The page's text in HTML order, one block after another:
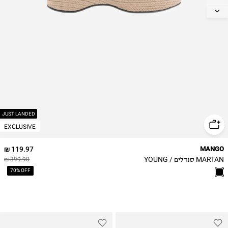
JUST LANDED
EXCLUSIVE
38
119.97 ₪
399.90 ₪
70% OFF
MANGO
MARTAN סנדלים / YOUNG